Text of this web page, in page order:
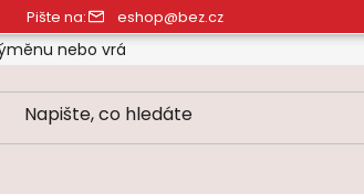
Pište na: eshop@bez.cz
nebo vrácení zboží